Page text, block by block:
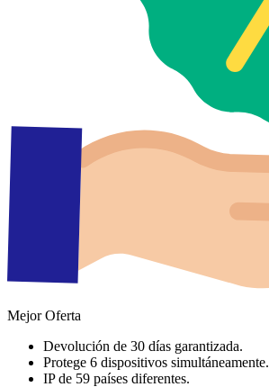
Mejor Oferta
Devolución de 30 días garantizada.
Protege 6 dispositivos simultáneamente.
IP de 59 países diferentes.